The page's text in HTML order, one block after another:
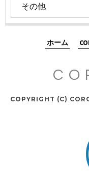
その他
ホーム
COPYRIGHT (C)